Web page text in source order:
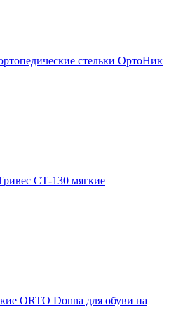
стельки ОртоНик
СТ-130 мягкие
ORTO Donna для обуви на